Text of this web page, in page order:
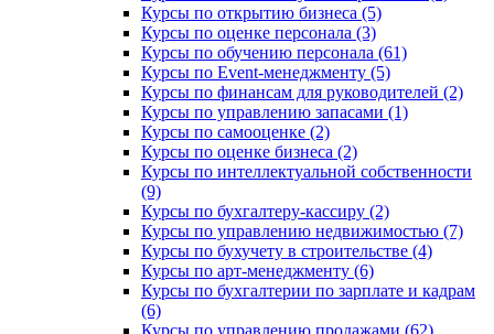
Курсы по открытию бизнеса (5)
Курсы по оценке персонала (3)
Курсы по обучению персонала (61)
Курсы по Event-менеджменту (5)
Курсы по финансам для руководителей (2)
Курсы по управлению запасами (1)
Курсы по самооценке (2)
Курсы по оценке бизнеса (2)
Курсы по интеллектуальной собственности
(9)
Курсы по бухгалтеру-кассиру (2)
Курсы по управлению недвижимостью (7)
Курсы по бухучету в строительстве (4)
Курсы по арт-менеджменту (6)
Курсы по бухгалтерии по зарплате и кадрам
(6)